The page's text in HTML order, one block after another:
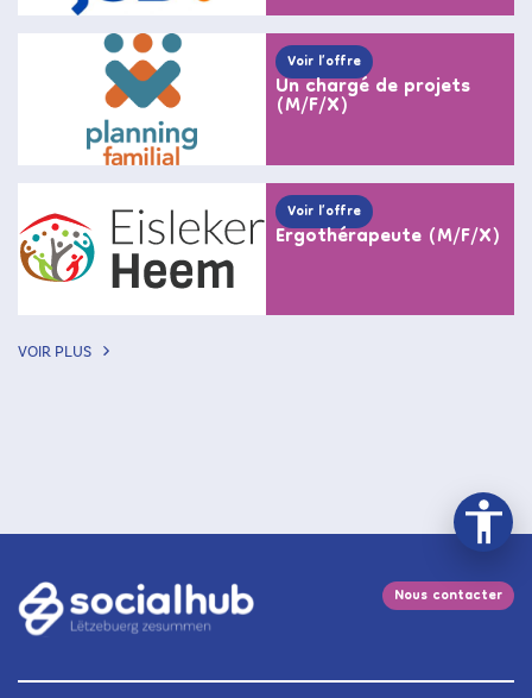
Voir l’offre
Un chargé de projets
(M/F/X)
Voir l’offre
Ergothérapeute (M/F/X)
VOIR PLUS
Nous contacter